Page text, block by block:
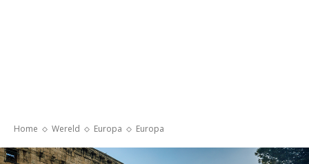
Home Wereld Europa Europa